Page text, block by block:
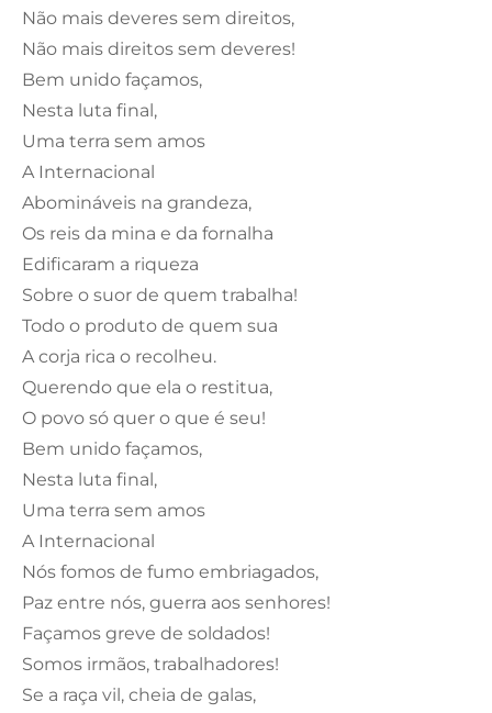
Não mais deveres sem direitos,
Não mais direitos sem deveres!
Bem unido façamos,
Nesta luta final,
Uma terra sem amos
A Internacional
Abomináveis na grandeza,
Os reis da mina e da fornalha
Edificaram a riqueza
Sobre o suor de quem trabalha!
Todo o produto de quem sua
A corja rica o recolheu.
Querendo que ela o restitua,
O povo só quer o que é seu!
Bem unido façamos,
Nesta luta final,
Uma terra sem amos
A Internacional
Nós fomos de fumo embriagados,
Paz entre nós, guerra aos senhores!
Façamos greve de soldados!
Somos irmãos, trabalhadores!
Se a raça vil, cheia de galas,